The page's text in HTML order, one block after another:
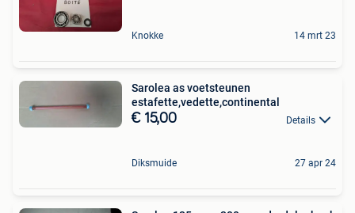
Knokke 14 mrt 23
Sarolea as voetsteunen
estafette,vedette,continental
€ 15,00 Details
Diksmuide 27 apr 24